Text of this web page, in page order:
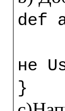
def
не
}